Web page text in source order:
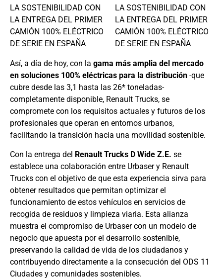
Así, a día de hoy, con la gama más amplia del mercado
en soluciones 100% eléctricas para la distribución -que
cubre desde las 3,1 hasta las 26* toneladas-
completamente disponible, Renault Trucks, se
compromete con los requisitos actuales y futuros de los
profesionales que operan en entornos urbanos,
facilitando la transición hacia una movilidad sostenible.
Con la entrega del Renault Trucks D Wide Z.E. se
establece una colaboración entre Urbaser y Renault
Trucks con el objetivo de que esta experiencia sirva para
obtener resultados que permitan optimizar el
funcionamiento de estos vehículos en servicios de
recogida de residuos y limpieza viaria. Esta alianza
muestra el compromiso de Urbaser con un modelo de
negocio que apuesta por el desarrollo sostenible,
preservando la calidad de vida de los ciudadanos y
contribuyendo directamente a la consecución del ODS 11
Ciudades y comunidades sostenibles.